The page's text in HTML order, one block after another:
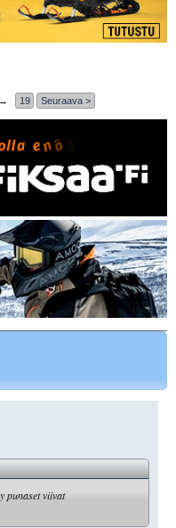
→ 19 Seuraava >
punaset viivat